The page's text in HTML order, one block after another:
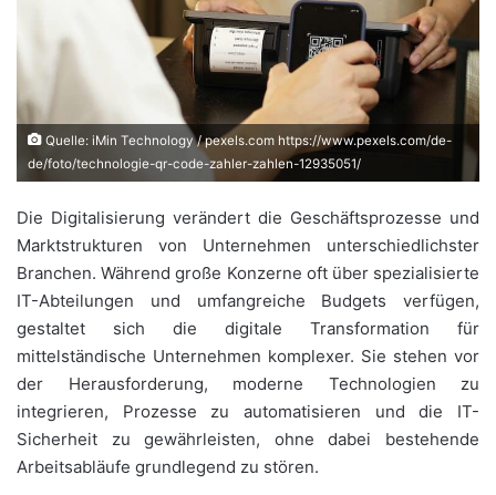
Quelle: iMin Technology / pexels.com https://www.pexels.com/de-
de/foto/technologie-qr-code-zahler-zahlen-12935051/
Die Digitalisierung verändert die Geschäftsprozesse und
Marktstrukturen von Unternehmen unterschiedlichster
Branchen. Während große Konzerne oft über spezialisierte
IT-Abteilungen und umfangreiche Budgets verfügen,
gestaltet sich die digitale Transformation für
mittelständische Unternehmen komplexer. Sie stehen vor
der Herausforderung, moderne Technologien zu
integrieren, Prozesse zu automatisieren und die IT-
Sicherheit zu gewährleisten, ohne dabei bestehende
Arbeitsabläufe grundlegend zu stören.